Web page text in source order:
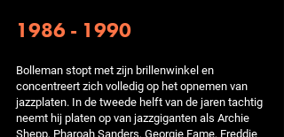
1986 - 1990
Bolleman stopt met zijn brillenwinkel en
concentreert zich volledig op het opnemen van
jazzplaten. In de tweede helft van de jaren tachtig
neemt hij platen op van jazzgiganten als Archie
Shepp, Pharoah Sanders, Georgie Fame, Freddie